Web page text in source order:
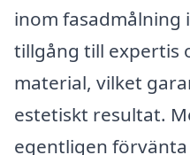
inom
tillgång till expertis
material, vilket
estetiskt resultat.
egentligen